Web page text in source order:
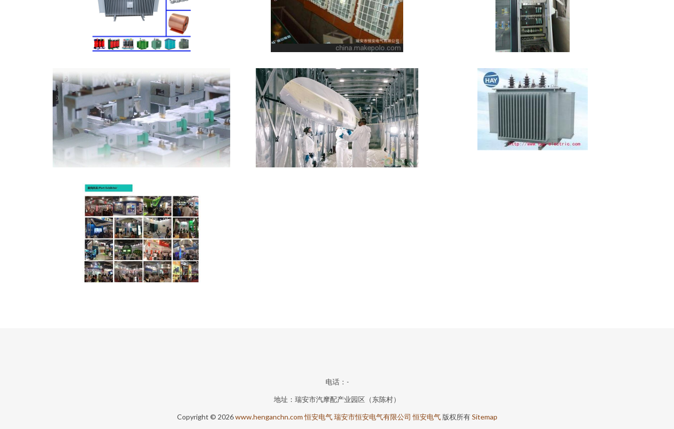
电话：-
地址：瑞安市汽摩配产业园区（东陈村）
Copyright © 2026www.henganchn.com 恒安电气 瑞安市恒安电气有限公司 恒安电气版权所有Sitemap